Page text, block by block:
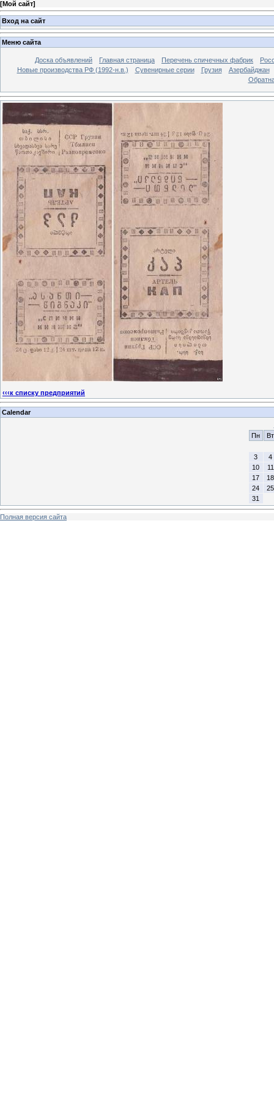
[Мой сайт]
Вход на сайт
Меню сайта
Доска объявлений Главная страница Перечень спичечных фабрик
Новые производства РФ (1992-н.в.)
Сувенирные серии Грузия
Азербайджан
‹‹‹к списку предприятий
Calendar
Пн
Вт
3
4
10
11
17
18
24
25
31
Полная версия сайта